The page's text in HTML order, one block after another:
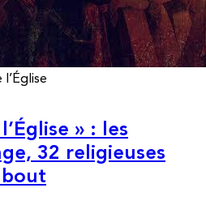
l’Église
» : les
32 religieuses
bout